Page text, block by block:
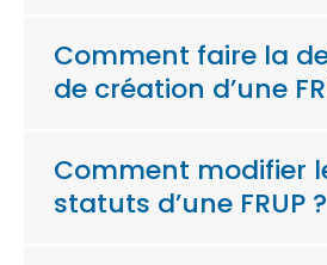
Comment faire la
de création d’une
Comment modifier
statuts d’une FRUP ?